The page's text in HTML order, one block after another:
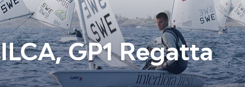
ILCA, GP1 Regatta